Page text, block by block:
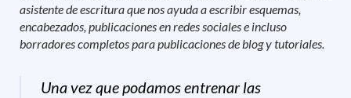
asistente de escritura que nos ayuda a escribir esquemas,
encabezados, publicaciones en redes sociales e incluso
borradores completos para publicaciones de blog y tutoriales.
Una vez que podamos entrenar las